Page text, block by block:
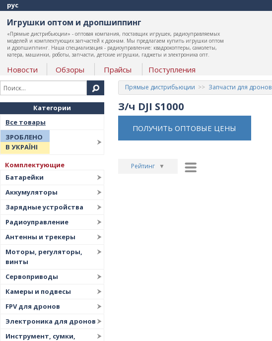
рус
Игрушки оптом и дропшиппинг
«Прямые дистрибьюции» - оптовая компания, поставщик игрушек, радиоуправляемых
моделей и комплектующих запчастей к дронам. Мы предлагаем купить игрушки оптом
и дропшиппинг. Наша специализация - радиоуправление: квадрокоптеры, самолеты,
катера, машинки, роботы, запчасти, детские игрушки, гаджеты и электроника опт.
Новости Обзоры Прайсы Поступления
Категории
Все товары
ЗРОБЛЕНО
В УКРАЇНІ
Комплектующие
Батарейки
Аккумуляторы
Зарядные устройства
Радиоуправление
Антенны и трекеры
Моторы, регуляторы,
винты
Сервоприводы
Камеры и подвесы
FPV для дронов
Электроника для дронов
Инструмент, сумки,
Прямые дистрибьюции Запчасти для дронов
З/ч DJI S1000
ПОЛУЧИТЬ ОПТОВЫЕ ЦЕНЫ
Рейтинг ▼